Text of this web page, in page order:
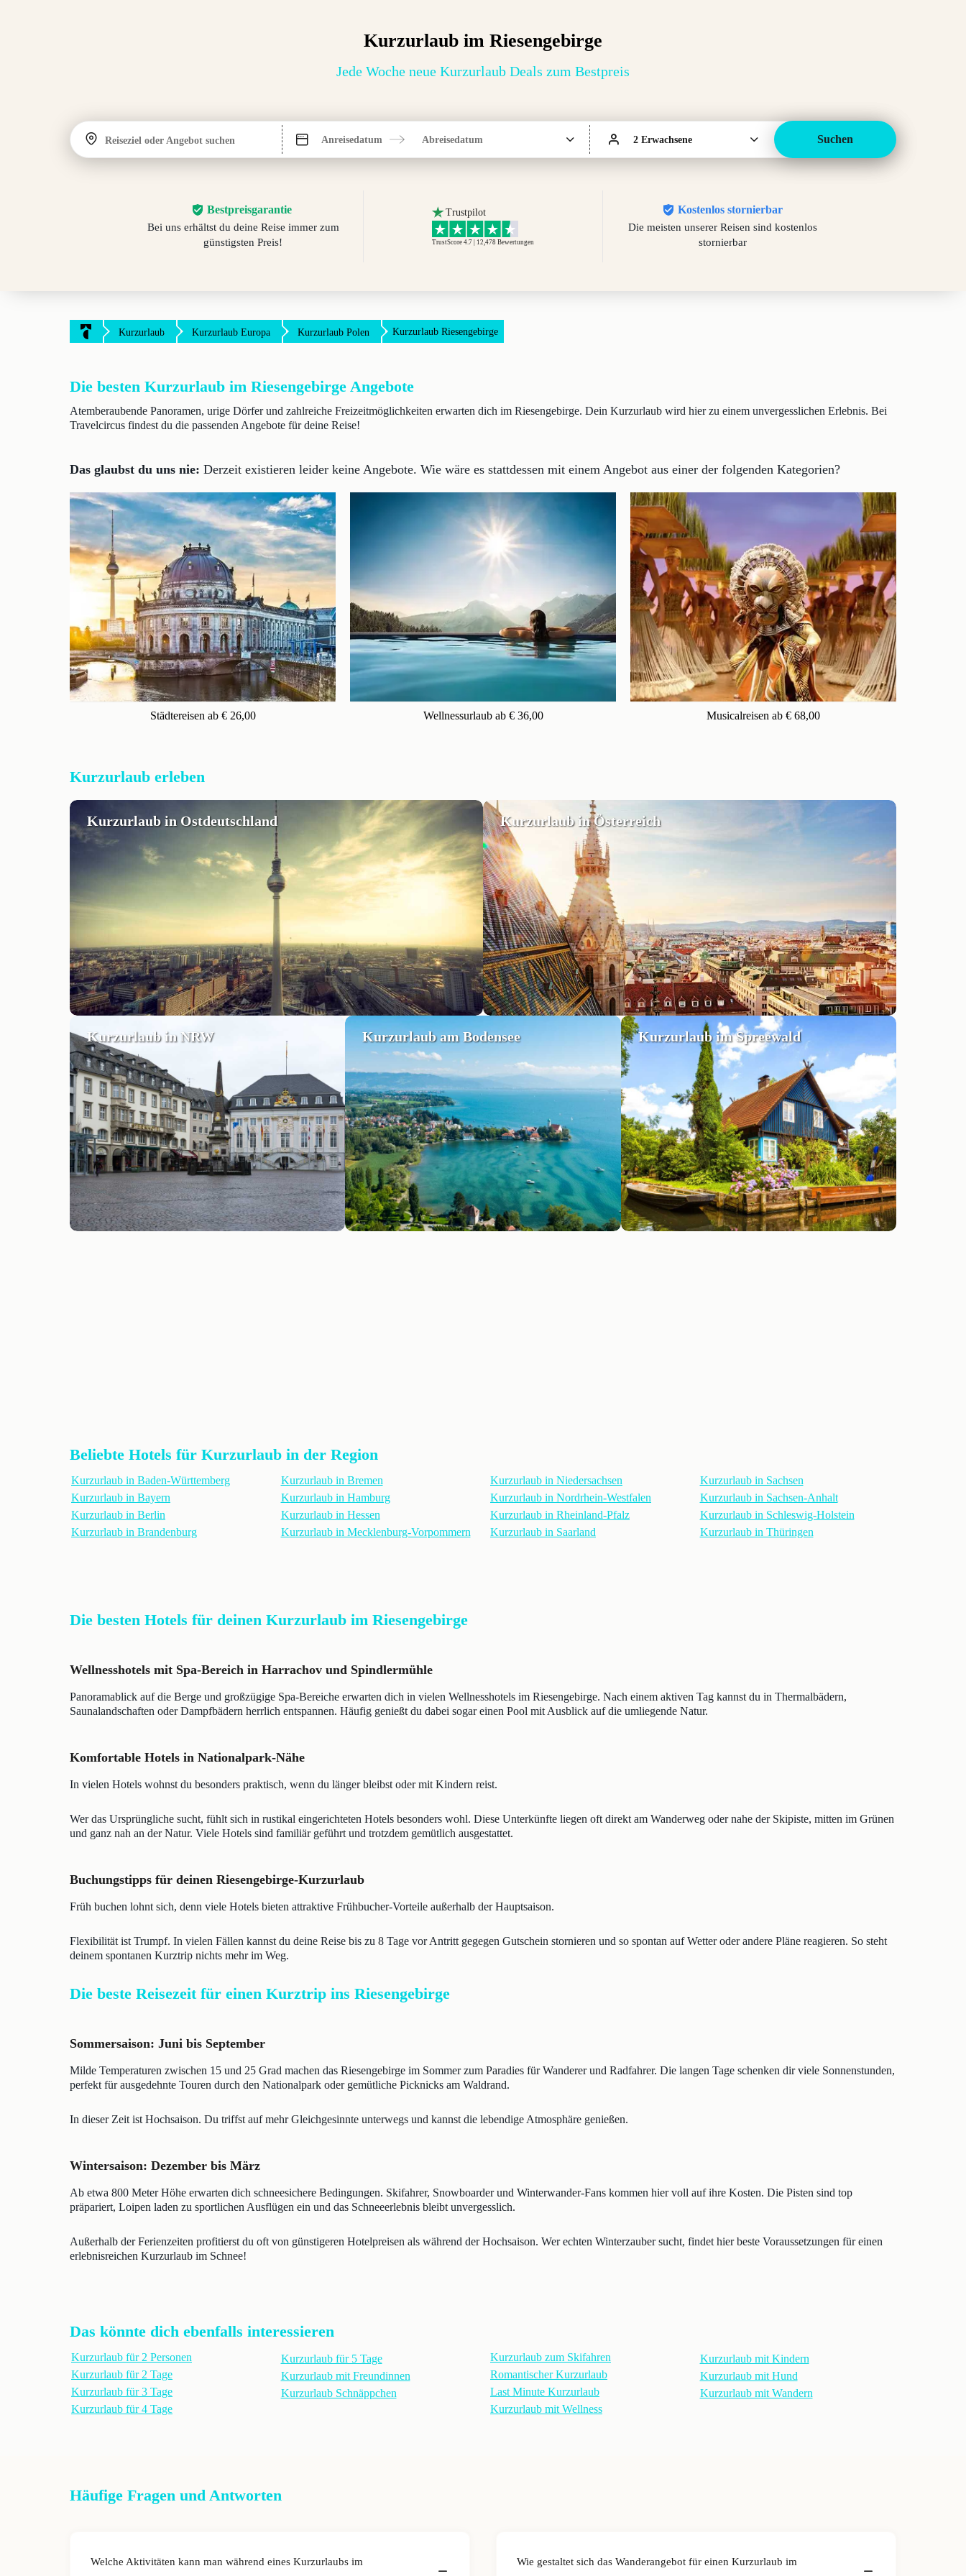
Kurzurlaub im Riesengebirge
Jede Woche neue Kurzurlaub Deals zum Bestpreis
Reiseziel oder Angebot suchen Anreisedatum Abreisedatum 2 Erwachsene Suchen
Bestpreisgarantie
Bei uns erhältst du deine Reise immer zum
günstigsten Preis!
Trustpilot
TrustScore 4.7 | 12,478 Bewertungen
Kostenlos stornierbar
Die meisten unserer Reisen sind kostenlos
stornierbar
Kurzurlaub Kurzurlaub Europa Kurzurlaub Polen Kurzurlaub Riesengebirge
Die besten Kurzurlaub im Riesengebirge Angebote
Atemberaubende Panoramen, urige Dörfer und zahlreiche Freizeitmöglichkeiten erwarten dich im Riesengebirge. Dein Kurzurlaub wird hier zu einem unvergesslichen Erlebnis. Bei
Travelcircus findest du die passenden Angebote für deine Reise!
Das glaubst du uns nie: Derzeit existieren leider keine Angebote. Wie wäre es stattdessen mit einem Angebot aus einer der folgenden Kategorien?
Städtereisen ab € 26,00 Wellnessurlaub ab € 36,00 Musicalreisen ab € 68,00
Kurzurlaub erleben
Kurzurlaub in Ostdeutschland Kurzurlaub in Österreich
Kurzurlaub in NRW Kurzurlaub am Bodensee Kurzurlaub im Spreewald
Beliebte Hotels für Kurzurlaub in der Region
Kurzurlaub in Baden-Württemberg
Kurzurlaub in Bayern
Kurzurlaub in Berlin
Kurzurlaub in Brandenburg
Kurzurlaub in Bremen
Kurzurlaub in Hamburg
Kurzurlaub in Hessen
Kurzurlaub in Mecklenburg-Vorpommern
Kurzurlaub in Niedersachsen
Kurzurlaub in Nordrhein-Westfalen
Kurzurlaub in Rheinland-Pfalz
Kurzurlaub in Saarland
Kurzurlaub in Sachsen
Kurzurlaub in Sachsen-Anhalt
Kurzurlaub in Schleswig-Holstein
Kurzurlaub in Thüringen
Die besten Hotels für deinen Kurzurlaub im Riesengebirge
Wellnesshotels mit Spa-Bereich in Harrachov und Spindlermühle
Panoramablick auf die Berge und großzügige Spa-Bereiche erwarten dich in vielen Wellnesshotels im Riesengebirge. Nach einem aktiven Tag kannst du in Thermalbädern,
Saunalandschaften oder Dampfbädern herrlich entspannen. Häufig genießt du dabei sogar einen Pool mit Ausblick auf die umliegende Natur.
Komfortable Hotels in Nationalpark-Nähe
In vielen Hotels wohnst du besonders praktisch, wenn du länger bleibst oder mit Kindern reist.
Wer das Ursprüngliche sucht, fühlt sich in rustikal eingerichteten Hotels besonders wohl. Diese Unterkünfte liegen oft direkt am Wanderweg oder nahe der Skipiste, mitten im Grünen
und ganz nah an der Natur. Viele Hotels sind familiär geführt und trotzdem gemütlich ausgestattet.
Buchungstipps für deinen Riesengebirge-Kurzurlaub
Früh buchen lohnt sich, denn viele Hotels bieten attraktive Frühbucher-Vorteile außerhalb der Hauptsaison.
Flexibilität ist Trumpf. In vielen Fällen kannst du deine Reise bis zu 8 Tage vor Antritt gegegen Gutschein stornieren und so spontan auf Wetter oder andere Pläne reagieren. So steht
deinem spontanen Kurztrip nichts mehr im Weg.
Die beste Reisezeit für einen Kurztrip ins Riesengebirge
Sommersaison: Juni bis September
Milde Temperaturen zwischen 15 und 25 Grad machen das Riesengebirge im Sommer zum Paradies für Wanderer und Radfahrer. Die langen Tage schenken dir viele Sonnenstunden,
perfekt für ausgedehnte Touren durch den Nationalpark oder gemütliche Picknicks am Waldrand.
In dieser Zeit ist Hochsaison. Du triffst auf mehr Gleichgesinnte unterwegs und kannst die lebendige Atmosphäre genießen.
Wintersaison: Dezember bis März
Ab etwa 800 Meter Höhe erwarten dich schneesichere Bedingungen. Skifahrer, Snowboarder und Winterwander-Fans kommen hier voll auf ihre Kosten. Die Pisten sind top
präpariert, Loipen laden zu sportlichen Ausflügen ein und das Schneeerlebnis bleibt unvergesslich.
Außerhalb der Ferienzeiten profitierst du oft von günstigeren Hotelpreisen als während der Hochsaison. Wer echten Winterzauber sucht, findet hier beste Voraussetzungen für einen
erlebnisreichen Kurzurlaub im Schnee!
Das könnte dich ebenfalls interessieren
Kurzurlaub für 2 Personen
Kurzurlaub für 2 Tage
Kurzurlaub für 3 Tage
Kurzurlaub für 4 Tage
Kurzurlaub für 5 Tage
Kurzurlaub mit Freundinnen
Kurzurlaub Schnäppchen
Kurzurlaub zum Skifahren
Romantischer Kurzurlaub
Last Minute Kurzurlaub
Kurzurlaub mit Wellness
Kurzurlaub mit Kindern
Kurzurlaub mit Hund
Kurzurlaub mit Wandern
Häufige Fragen und Antworten
Welche Aktivitäten kann man während eines Kurzurlaubs im
Wie gestaltet sich das Wanderangebot für einen Kurzurlaub im